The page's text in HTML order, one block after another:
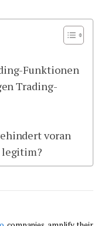
Funktionen
Trading-
voran
legitim?